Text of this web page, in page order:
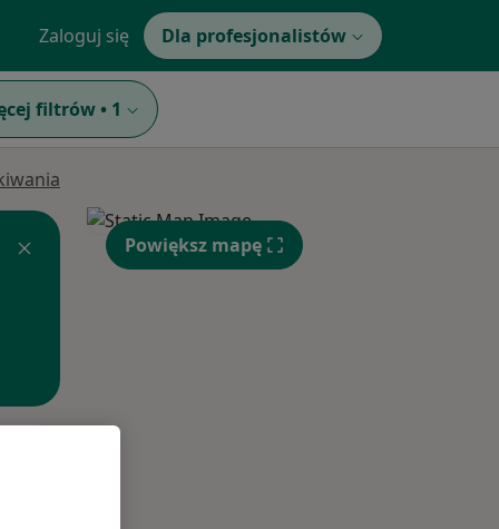
Zaloguj się Dla profesjonalistów
filtrów • 1
Powiększ mapę